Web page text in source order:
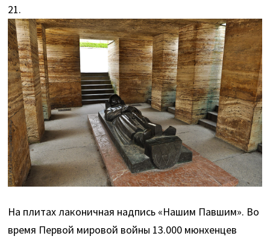
21.
На плитах лаконичная надпись «Нашим Павшим». Во
время Первой мировой войны 13.000 мюнхенцев